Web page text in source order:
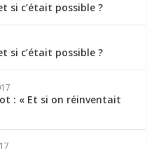
si c’était possible ?
si c’était possible ?
: « Et si on réinventait